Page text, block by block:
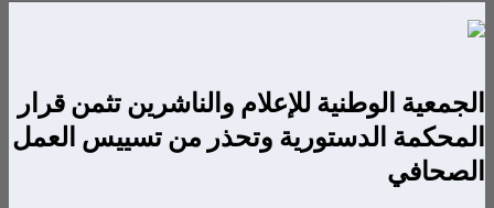
الجمعية الوطنية للإعلام والناشرين تثمن قرار
المحكمة الدستورية وتحذر من تسييس العمل
الصحافي